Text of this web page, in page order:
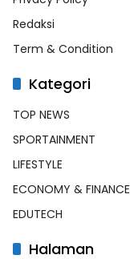
Redaksi
Term & Condition
Kategori
TOP NEWS
SPORTAINMENT
LIFESTYLE
ECONOMY & FINANCE
EDUTECH
Halaman